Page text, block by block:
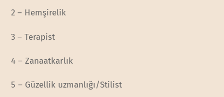
2 – Hemşirelik
3 – Terapist
4 – Zanaatkarlık
5 – Güzellik uzmanlığı/Stilist